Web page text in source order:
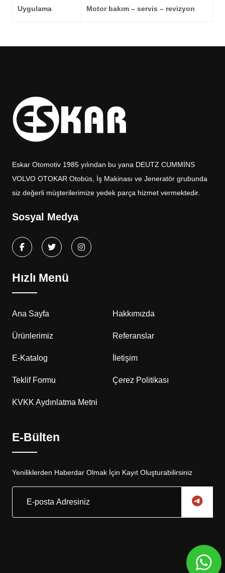
Uygulama Motor bakım – servis – revizyon
Eskar Otomotiv 1985 yılından bu yana DEUTZ CUMMİNS
VOLVO OTOKAR Otobüs, İş Makinası ve Jeneratör grubunda
siz değerli müşterilerimize yedek parça hizmet vermektedir.
Sosyal Medya
Hızlı Menü
Ana Sayfa Hakkımızda
Ürünlerimiz Referanslar
E-Katalog İletişim
Teklif Formu Çerez Politikası
KVKK Aydınlatma Metni
E-Bülten
Yeniliklerden Haberdar Olmak İçin Kayıt Oluşturabilirsiniz